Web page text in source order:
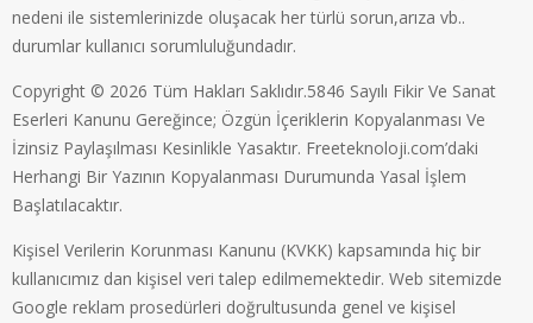
nedeni ile sistemlerinizde oluşacak her türlü sorun,arıza vb..
durumlar kullanıcı sorumluluğundadır.
Copyright © 2026 Tüm Hakları Saklıdır.5846 Sayılı Fikir Ve Sanat
Eserleri Kanunu Gereğince; Özgün İçeriklerin Kopyalanması Ve
İzinsiz Paylaşılması Kesinlikle Yasaktır. Freeteknoloji.com’daki
Herhangi Bir Yazının Kopyalanması Durumunda Yasal İşlem
Başlatılacaktır.
Kişisel Verilerin Korunması Kanunu (KVKK) kapsamında hiç bir
kullanıcımız dan kişisel veri talep edilmemektedir. Web sitemizde
Google reklam prosedürleri doğrultusunda genel ve kişisel